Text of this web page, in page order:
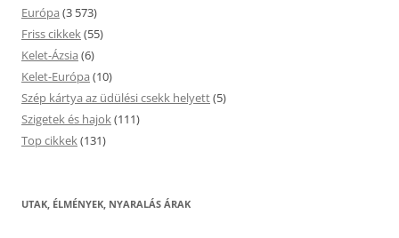
Európa (3 573)
Friss cikkek(55)
Kelet-Ázsia (6)
Kelet-Európa (10)
Szép kártya az üdülési csekk helyett(5)
Szigetek és hajok(111)
Top cikkek(131)
UTAK, ÉLMÉNYEK, NYARALÁS ÁRAK